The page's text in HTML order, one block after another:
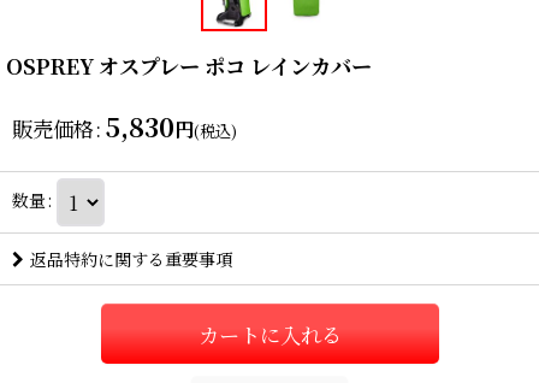
OSPREY オスプレー ポコ レインカバー
販売価格: 5,830円(税込)
数量:
返品特約に関する重要事項
カートに入れる